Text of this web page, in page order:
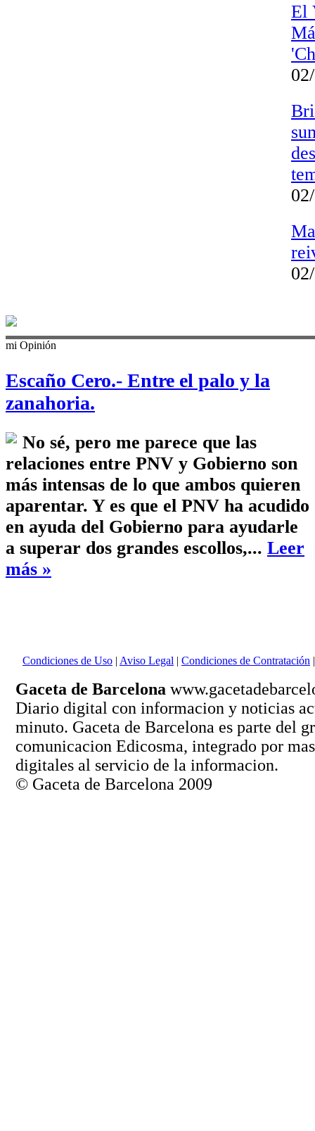
El
mi Opinión
Escaño Cero.- Entre el palo y la
zanahoria.
No sé, pero me parece que las
relaciones entre PNV y Gobierno son
más intensas de lo que ambos quieren
aparentar. Y es que el PNV ha acudido
en ayuda del Gobierno para ayudarle
a superar dos grandes escollos,... Leer
más »
Condiciones de Uso | Aviso Legal | Condiciones de Contratación
Gaceta de Barcelona
Diario digital con informacion y noticias
minuto. Gaceta de Barcelona es parte del
comunicacion Edicosma, integrado por
digitales al servicio de la informacion.
© Gaceta de Barcelona 2009